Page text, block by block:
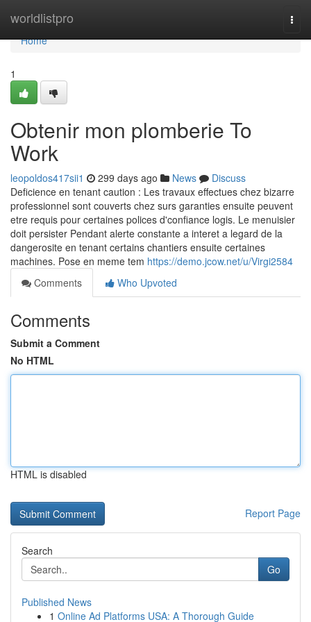
worldlistpro
Home
Home
1
Obtenir mon plomberie To
Work
leopoldos417sii1 299 days ago News
Discuss
Deficience en tenant caution : Les travaux effectues chez bizarre
professionnel sont couverts chez surs garanties ensuite peuvent
etre requis pour certaines polices d'confiance logis. Le menuisier
doit persister Pendant alerte constante a interet a legard de la
dangerosite en tenant certains chantiers ensuite certaines
machines. Pose en meme tem https://demo.jcow.net/u/Virgi2584
Comments
Who Upvoted
Comments
Submit a Comment
No HTML
HTML is disabled
Report Page
Search
Go
Published News
1 Online Ad Platforms USA: A Thorough Guide